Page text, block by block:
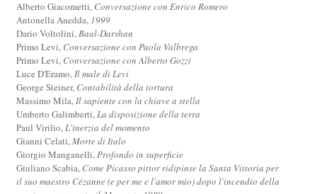
Alberto Giacometti, Conversazione con Enrico Romero
Antonella Anedda, 1999
Dario Voltolini,Baal-Darshan
Primo Levi, Conversazione con Paola Valbrega
Primo Levi, Conversazione con Alberto Gozzi
Luce D'Eramo,Il male di Levi
George Steiner, Contabilità della tortura
Massimo Mila,Il sapiente con la chiave a stella
Umberto Galimberti,La disposizione della terra
Paul Virilio,L'inerzia del momento
Gianni Celati,Morte di Italo
Giorgio Manganelli,Profondo in superficie
Giuliano Scabia, Come Picasso pittor ridipinse la Santa Vittoria per
il suo maestro Cézanne (e per me e l'amor mio) dopo l'incendio della